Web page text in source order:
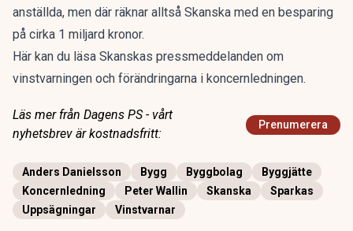
anställda, men där räknar alltså Skanska med en besparing
på cirka 1 miljard kronor.
Här kan du läsa Skanskas pressmeddelanden om
vinstvarningen och förändringarna i koncernledningen.
Läs mer från Dagens PS - vårt
nyhetsbrev är kostnadsfritt:
Prenumerera
Anders Danielsson Bygg Byggbolag
Byggjätte
Koncernledning
Peter Wallin Skanska
Sparkas
Uppsägningar
Vinstvarnar